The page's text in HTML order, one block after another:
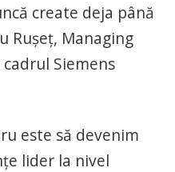
create deja până
Rușeț, Managing
Siemens
este să devenim
lider la nivel